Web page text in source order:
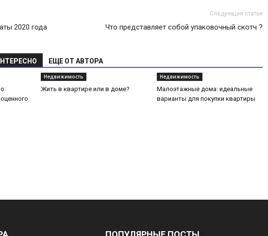
2020 года
Следующая статья
Что представляет собой упаковочный скотч ?
ЕЩЕ ОТ АВТОРА
Недвижимость
Жить в квартире или в доме?
Недвижимость
Малоэтажные дома: идеальные
варианты для покупки квартиры